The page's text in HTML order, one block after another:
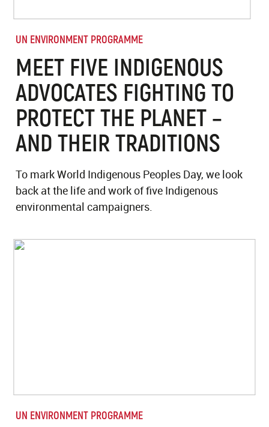
UN ENVIRONMENT PROGRAMME
MEET FIVE INDIGENOUS
ADVOCATES FIGHTING TO
PROTECT THE PLANET –
AND THEIR TRADITIONS
To mark World Indigenous Peoples Day, we look
back at the life and work of five Indigenous
environmental campaigners.
UN ENVIRONMENT PROGRAMME